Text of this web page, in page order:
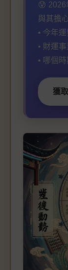
😰 2026
與其擔
• 今年
• 財運
• 哪個
獲